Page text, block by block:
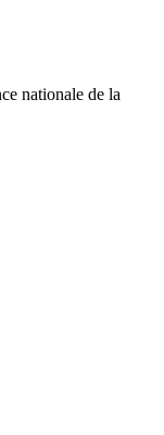
nationale de la